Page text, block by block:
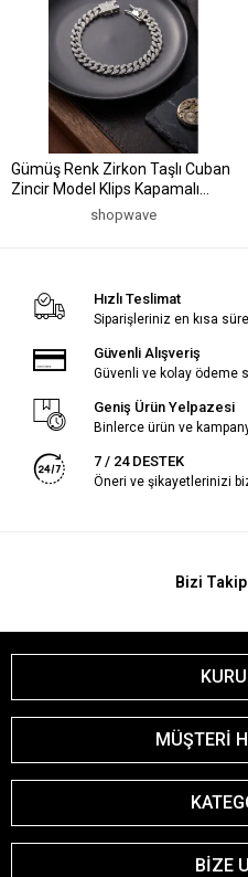
Gümüş Renk Zirkon Taşlı Cuban
Zincir Model Klips Kapamalı
Erkek Bileklikshopwave
Hızlı Teslimat
Siparişleriniz en kısa
Güvenli Alışveriş
Güvenli ve kolay ödeme
Geniş Ürün Yelpazesi
Binlerce ürün ve
7 / 24 DESTEK
Öneri ve şikayetlerinizi
Bizi
MÜŞTERİ
BİZE